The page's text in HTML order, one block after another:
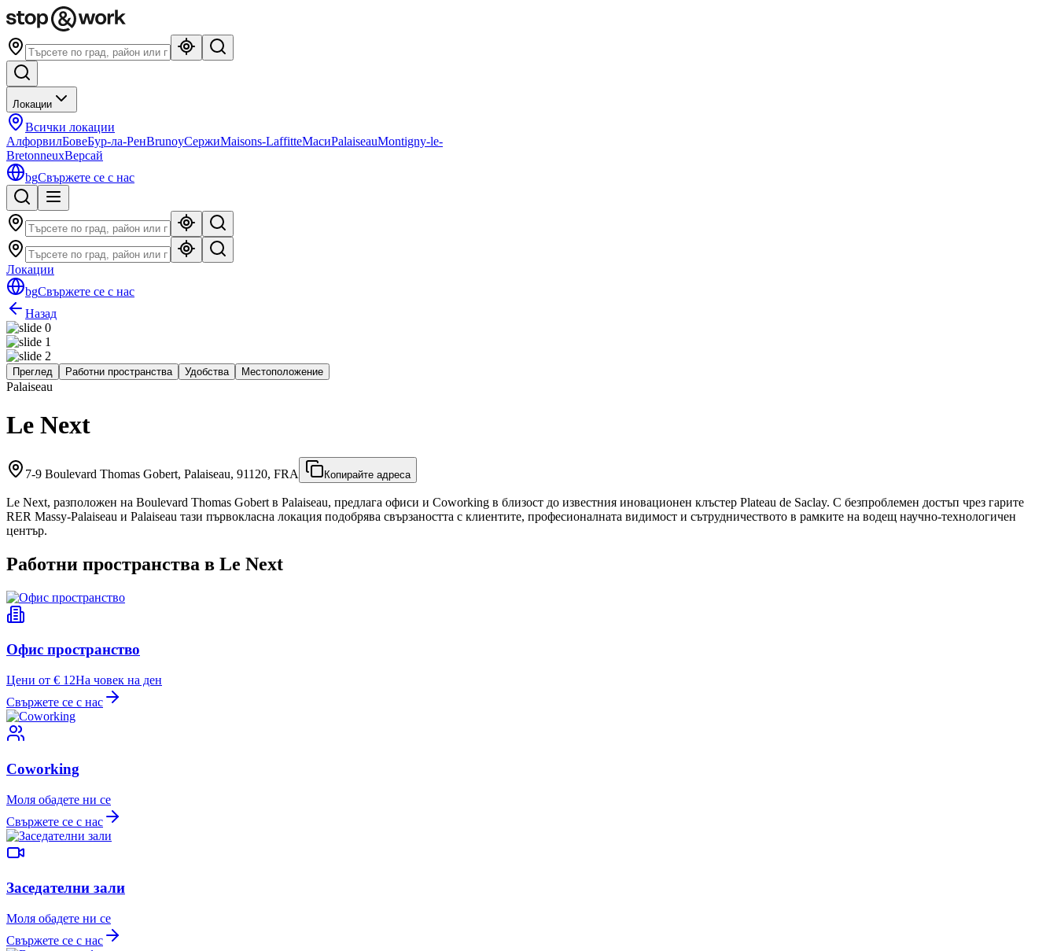
Локации
Всички локации
АлфорвилБовеБур-ла-РенBrunoyСержиMaisons-LaffitteМасиPalaiseauMontigny-le-
BretonneuxВерсай
bgСвържете се с нас
Локации
bgСвържете се с нас
Назад
Преглед Работни пространства Удобства Местоположение
Palaiseau
Le Next
7-9 Boulevard Thomas Gobert, Palaiseau, 91120, FRA Копирайте адреса
Le Next, разположен на Boulevard Thomas Gobert в Palaiseau, предлага офиси и Coworking в близост до известния иновационен клъстер Plateau de Saclay. С безпроблемен достъп чрез гарите
RER Massy‑Palaiseau и Palaiseau тази първокласна локация подобрява свързаността с клиентите, професионалната видимост и сътрудничеството в рамките на водещ научно‑технологичен
център.
Работни пространства в Le Next
Офис пространство
Цени от € 12На човек на ден
Свържете се с нас
Coworking
Моля обадете ни се
Свържете се с нас
Заседателни зали
Моля обадете ни се
Свържете се с нас